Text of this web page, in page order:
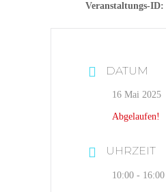
Veranstaltungs-ID:
DATUM
16 Mai 2025
Abgelaufen!
UHRZEIT
10:00 - 16:00